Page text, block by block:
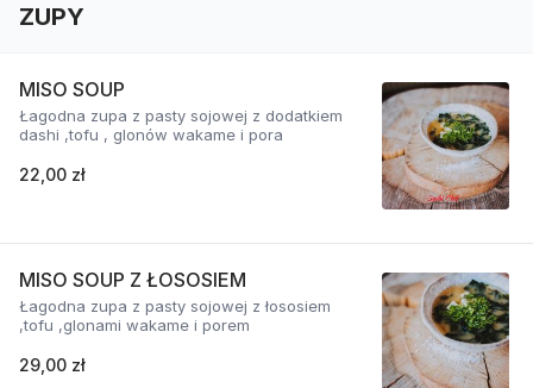
ZUPY
MISO SOUP
Łagodna zupa z pasty sojowej z dodatkiem
dashi ,tofu , glonów wakame i pora
22,00 zł
MISO SOUP Z ŁOSOSIEM
Łagodna zupa z pasty sojowej z łososiem
,tofu ,glonami wakame i porem
29,00 zł